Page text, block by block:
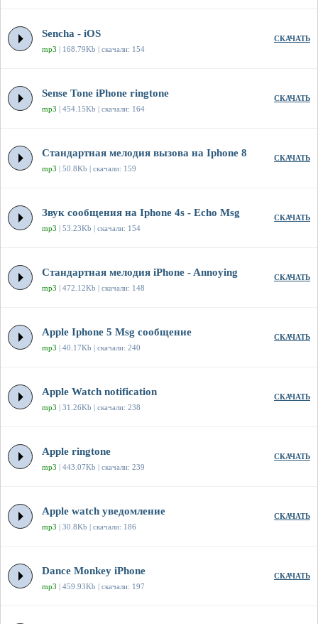
Sencha - iOS
mp3 | 168.79Kb | скачали: 154
СКАЧАТЬ
Sense Tone iPhone ringtone
mp3 | 454.15Kb | скачали: 164
СКАЧАТЬ
Стандартная мелодия вызова на Iphone 8
mp3 | 50.8Kb | скачали: 159
СКАЧАТЬ
Звук сообщения на Iphone 4s - Echo Msg
mp3 | 53.23Kb | скачали: 154
СКАЧАТЬ
Стандартная мелодия iPhone - Annoying
mp3 | 472.12Kb | скачали: 148
СКАЧАТЬ
Apple Iphone 5 Msg сообщение
mp3 | 40.17Kb | скачали: 240
СКАЧАТЬ
Apple Watch notification
mp3 | 31.26Kb | скачали: 238
СКАЧАТЬ
Apple ringtone
mp3 | 443.07Kb | скачали: 239
СКАЧАТЬ
Apple watch уведомление
mp3 | 30.8Kb | скачали: 186
СКАЧАТЬ
Dance Monkey iPhone
mp3 | 459.93Kb | скачали: 197
СКАЧАТЬ